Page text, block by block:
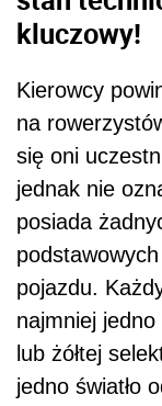
kluczowy!
Kierowcy
na
się oni
jednak nie
posiada
pojazdu.
najmniej jedno
lub żółtej
jedno światło